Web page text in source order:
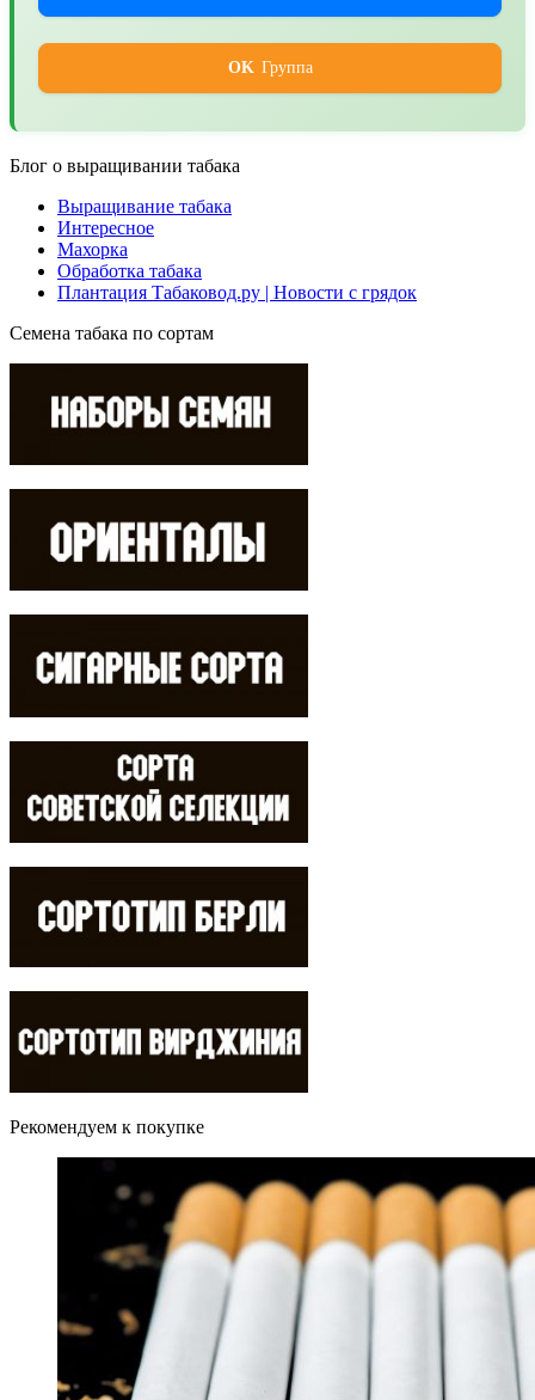
OK Группа
Блог о выращивании табака
Выращивание табака
Интересное
Махорка
Обработка табака
Плантация Табаковод.ру | Новости с грядок
Семена табака по сортам
Рекомендуем к покупке